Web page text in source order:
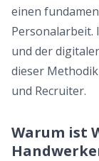
einen
Personalarbeit.
und der
dieser
und Recruiter.
Warum ist